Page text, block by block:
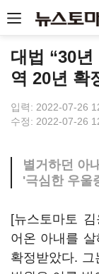
대법 “30
역 20년 확
입력: 2022-07-26
수정: 2022-07-26
별거하던 아
'극심한 우울
[뉴스토마토
어온 아내를
확정받았다.